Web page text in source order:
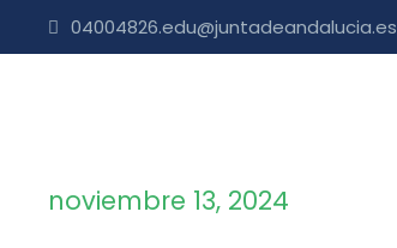
04004826.edu@juntadeandalucia.es
noviembre 13, 2024